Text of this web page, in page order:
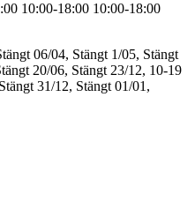
10:00-18:00 10:00-18:00
06/04, Stängt 1/05, Stängt
20/06, Stängt 23/12, 10-19
31/12, Stängt 01/01,